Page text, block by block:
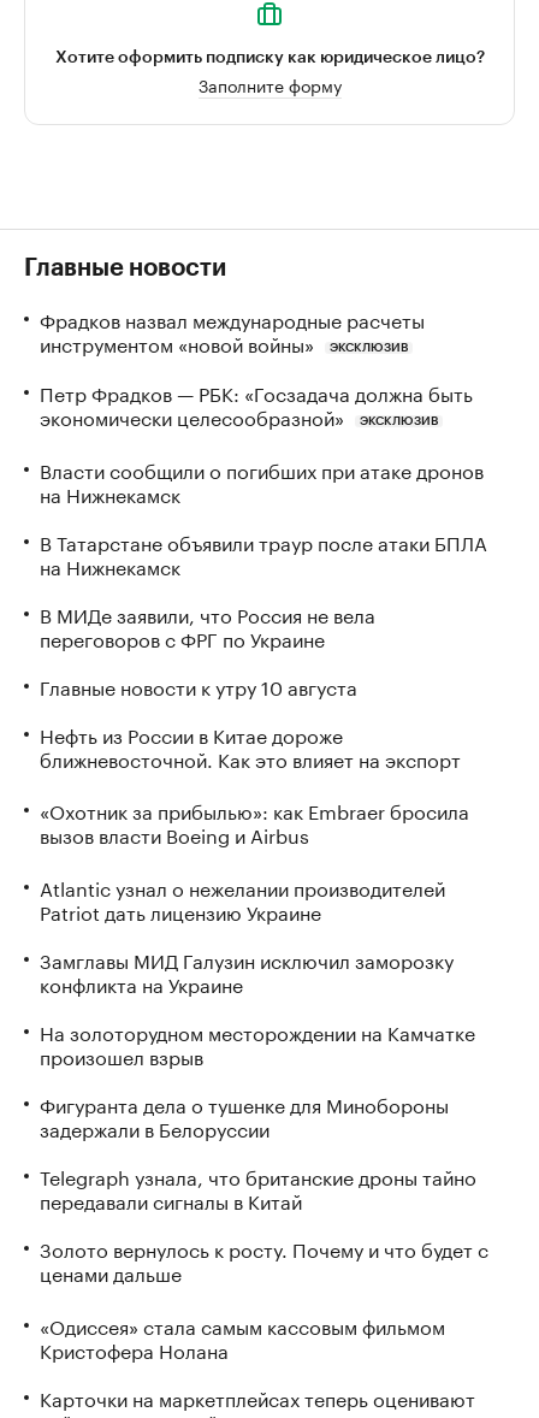
Хотите оформить подписку как юридическое лицо?
Заполните форму
Главные новости
Фрадков назвал международные расчеты
инструментом «новой войны»
ЭКСКЛЮЗИВ
Петр Фрадков — РБК: «Госзадача должна быть
экономически целесообразной»
ЭКСКЛЮЗИВ
Власти сообщили о погибших при атаке дронов
на Нижнекамск
В Татарстане объявили траур после атаки БПЛА
на Нижнекамск
В МИДе заявили, что Россия не вела
переговоров с ФРГ по Украине
Главные новости к утру 10 августа
Нефть из России в Китае дороже
ближневосточной. Как это влияет на экспорт
«Охотник за прибылью»: как Embraer бросила
вызов власти Boeing и Airbus
Atlantic узнал о нежелании производителей
Patriot дать лицензию Украине
Замглавы МИД Галузин исключил заморозку
конфликта на Украине
На золоторудном месторождении на Камчатке
произошел взрыв
Фигуранта дела о тушенке для Минобороны
задержали в Белоруссии
Telegraph узнала, что британские дроны тайно
передавали сигналы в Китай
Золото вернулось к росту. Почему и что будет с
ценами дальше
«Одиссея» стала самым кассовым фильмом
Кристофера Нолана
Карточки на маркетплейсах теперь оценивают